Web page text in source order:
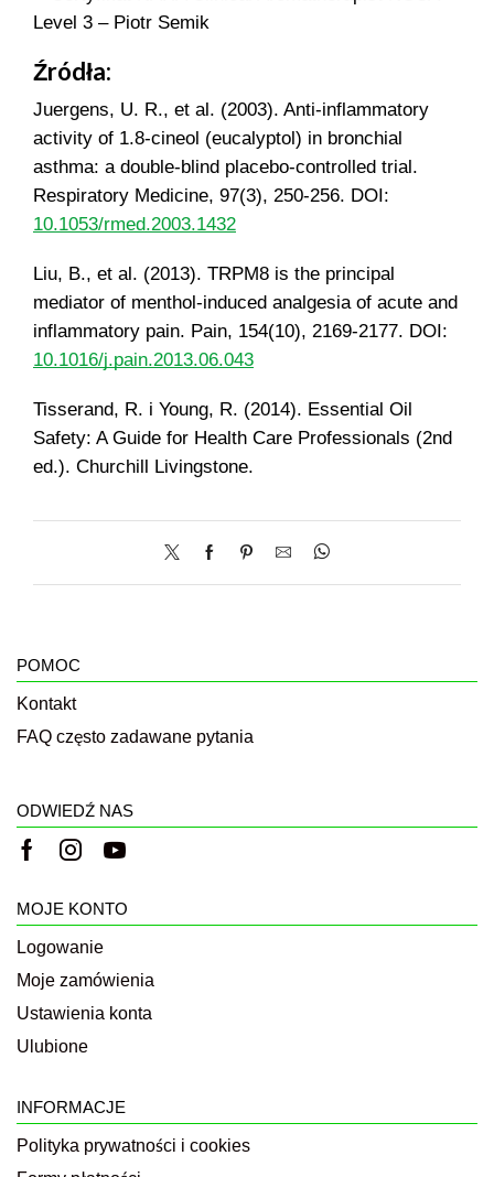
Źródła:
Juergens, U. R., et al. (2003). Anti-inflammatory
activity of 1.8-cineol (eucalyptol) in bronchial
asthma: a double-blind placebo-controlled trial.
Respiratory Medicine, 97(3), 250-256. DOI:
10.1053/rmed.2003.1432
Liu, B., et al. (2013). TRPM8 is the principal
mediator of menthol-induced analgesia of acute and
inflammatory pain. Pain, 154(10), 2169-2177. DOI:
10.1016/j.pain.2013.06.043
Tisserand, R. i Young, R. (2014). Essential Oil
Safety: A Guide for Health Care Professionals (2nd
ed.). Churchill Livingstone.
POMOC
Kontakt
FAQ często zadawane pytania
ODWIEDŹ NAS
MOJE KONTO
Logowanie
Moje zamówienia
Ustawienia konta
Ulubione
INFORMACJE
Polityka prywatności i cookies